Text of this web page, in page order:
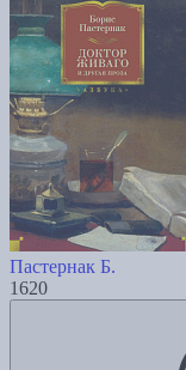
Пастернак Б.
1620